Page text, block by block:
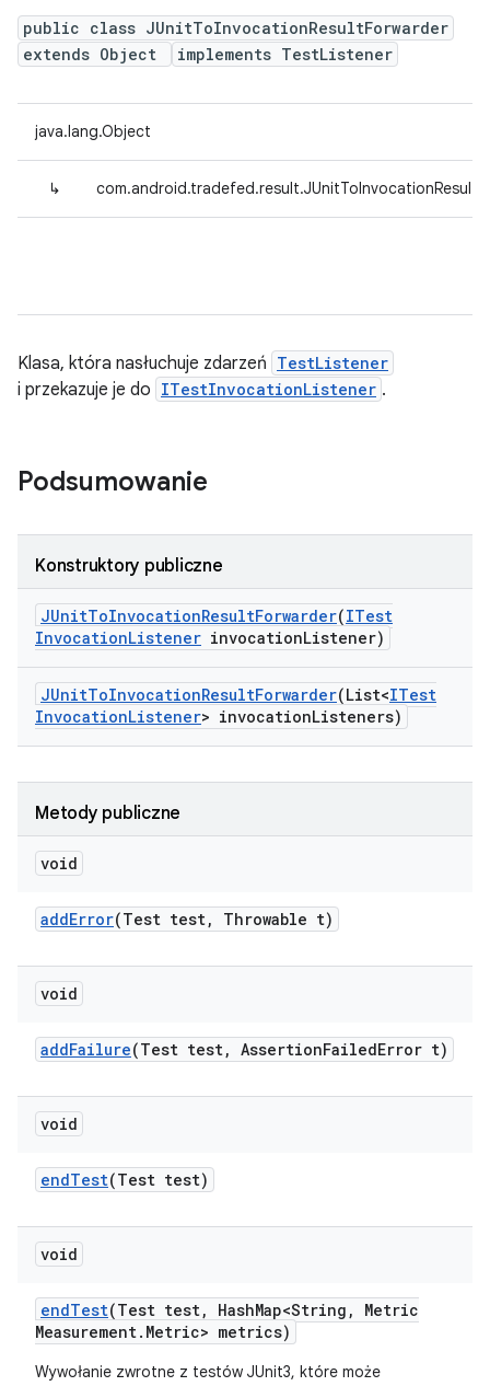
public class JUnitToInvocationResultForwarder
extends Object
implements TestListener
java.lang.Object
↳
Klasa, która nasłuchuje zdarzeń TestListener
i przekazuje je do ITestInvocationListener .
Podsumowanie
Konstruktory publiczne
JUnitToInvocationResultForwarder(ITest
InvocationListener invocationListener)
JUnitToInvocationResultForwarder(List<ITest
InvocationListener> invocationListeners)
Metody publiczne
void
addError(Test test, Throwable t)
void
addFailure(Test test, AssertionFailedError t)
void
endTest(Test test)
void
endTest(Test test, HashMap<String ,
Metric
Measurement. Metric> metrics)
Wywołanie zwrotne z testów JUnit3, które może